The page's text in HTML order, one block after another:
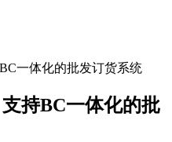
一体化的批发订货系统
持BC一体化的批